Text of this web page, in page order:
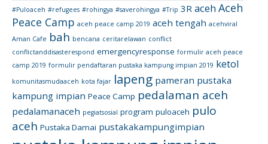
#Puloaceh #refugees #rohingya #saverohingya #Trip 3R acehAceh
Peace Camp aceh peace camp 2019 aceh tengah acehviral
Aman Cafe bah bencana ceritarelawan conflict
conflictanddisasterespond emergencyresponse formulir aceh peace
camp 2019 formulir pendaftaran pustaka kampung impian 2019 ketol
komunitasmudaaceh kota fajar lapeng pameran pustaka
kampung impian Peace Camp pedalaman aceh
pedalamanaceh pegiatsosial program puloaceh pulo
aceh Pustaka Damai pustakakampungimpian